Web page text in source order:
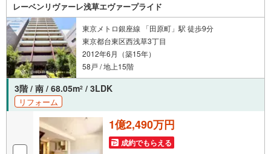
レーベンリヴァーレ浅草エヴァープライド
東京メトロ銀座線 「田原町」駅 徒歩9分
東京都台東区西浅草3丁目
2012年6月（築15年）
58戸 / 地上15階
3階 / 南 / 68.05m2 / 3LDK
リフォーム
1億2,490万円
成約でもらえる